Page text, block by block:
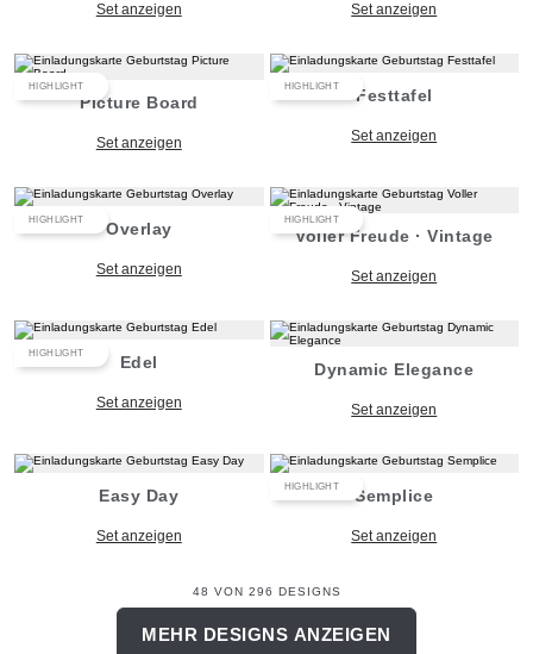
Set anzeigen Set anzeigen
HIGHLIGHT
Picture Board
Set anzeigen
HIGHLIGHT Festtafel
Set anzeigen
HIGHLIGHT Overlay
Set anzeigen
HIGHLIGHT
Voller Freude · Vintage
Set anzeigen
HIGHLIGHT Edel
Set anzeigen
Dynamic Elegance
Set anzeigen
Easy Day
Set anzeigen
HIGHLIGHT Semplice
Set anzeigen
48 VON 296 DESIGNS
MEHR DESIGNS ANZEIGEN